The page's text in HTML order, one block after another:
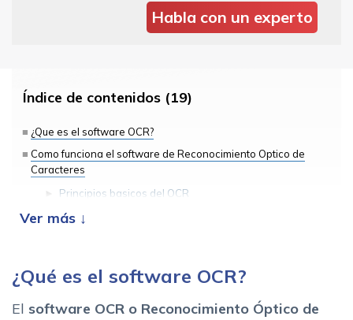
Habla con un experto
Índice de contenidos (19)
¿Que es el software OCR?
Como funciona el software de Reconocimiento Optico de
Caracteres
Principios basicos del OCR
Reconocimiento de patrones y aprendizaje automatico
Caracteres
Digitalizacion de documentos historicos
¿Qué es el software OCR?
El software OCR o Reconocimiento Óptico de